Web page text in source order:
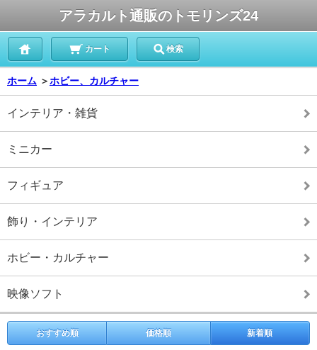
アラカルト通販のトモリンズ24
カート 検索
ホーム ＞ホビー、カルチャー
インテリア・雑貨
ミニカー
フィギュア
飾り・インテリア
ホビー・カルチャー
映像ソフト
おすすめ順 価格順 新着順